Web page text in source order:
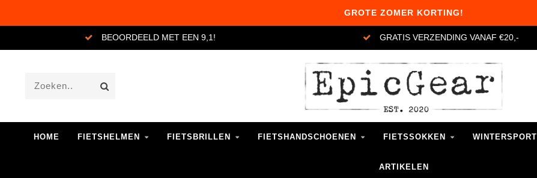
GROTE ZOMER KORTING!
BEOORDEELD MET EEN 9,1! GRATIS VERZENDING VANAF €20,-
HOME FIETSHELMEN FIETSBRILLEN FIETSHANDSCHOENEN FIETSSOKKEN WINTERSPORT
ARTIKELEN